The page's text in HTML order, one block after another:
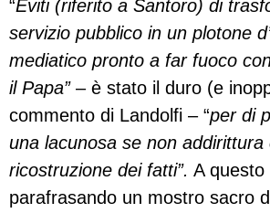
“Eviti (riferito a Santoro) di
servizio pubblico in un plotone
mediatico pronto a far fuoco
il Papa” – è stato il duro (e
commento di Landolfi – “per di
una lacunosa se non addirittura
ricostruzione dei fatti”. A questo
parafrasando un mostro sacro